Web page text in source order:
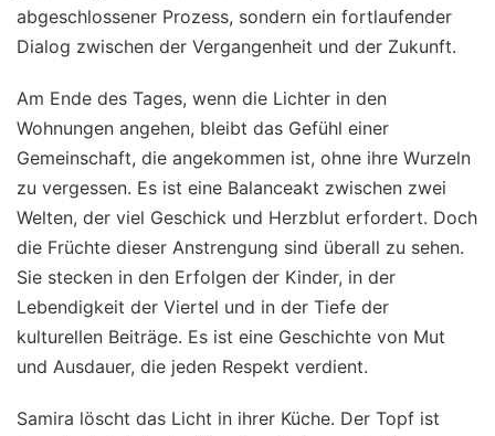
abgeschlossener Prozess, sondern ein fortlaufender
Dialog zwischen der Vergangenheit und der Zukunft.
Am Ende des Tages, wenn die Lichter in den
Wohnungen angehen, bleibt das Gefühl einer
Gemeinschaft, die angekommen ist, ohne ihre Wurzeln
zu vergessen. Es ist eine Balanceakt zwischen zwei
Welten, der viel Geschick und Herzblut erfordert. Doch
die Früchte dieser Anstrengung sind überall zu sehen.
Sie stecken in den Erfolgen der Kinder, in der
Lebendigkeit der Viertel und in der Tiefe der
kulturellen Beiträge. Es ist eine Geschichte von Mut
und Ausdauer, die jeden Respekt verdient.
Samira löscht das Licht in ihrer Küche. Der Topf ist